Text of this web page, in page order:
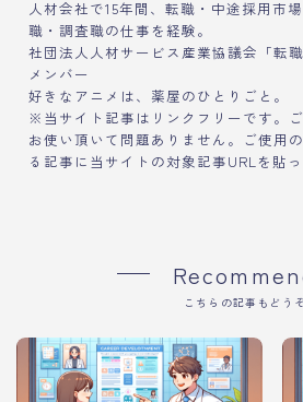
人材会社で15年間、転職・中途採用市
職・調査職の仕事を経験。
社団法人人材サービス産業協議会「転
メンバー
好きなアニメは、薬屋のひとりごと。
※当サイト記事はリンクフリーです。
お使い頂いて問題ありません。ご使用
る記事に当サイトの対象記事URLを貼っ
こちらの記事もどう